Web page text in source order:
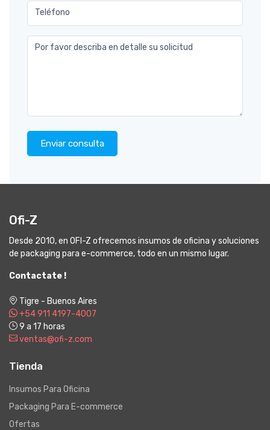
Teléfono
Por favor describa en detalle su solicitud
Enviar consulta
Ofi-Z
Desde 2010, en OFI-Z ofrecemos insumos de oficina y soluciones
de packaging para e-commerce, todo en un mismo lugar.
Contactate !
Tigre - Buenos Aires
+54 911 4197-4007
9 a 17 horas
ventas@ofi-z.com
Tienda
Insumos Para Oficina
Packaging Para E-commerce
Ofertas